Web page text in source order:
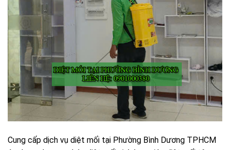
Cung cấp dịch vụ diệt mối tại Phường Bình Dương TPHCM